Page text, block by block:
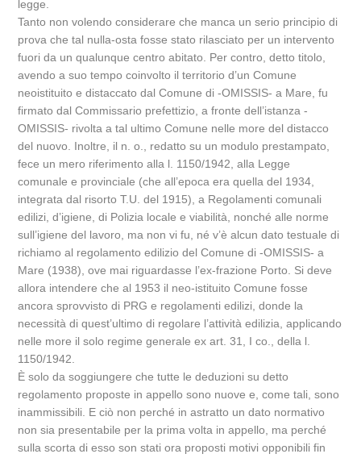
legge.
Tanto non volendo considerare che manca un serio principio di
prova che tal nulla-osta fosse stato rilasciato per un intervento
fuori da un qualunque centro abitato. Per contro, detto titolo,
avendo a suo tempo coinvolto il territorio d’un Comune
neoistituito e distaccato dal Comune di -OMISSIS- a Mare, fu
firmato dal Commissario prefettizio, a fronte dell’istanza -
OMISSIS- rivolta a tal ultimo Comune nelle more del distacco
del nuovo. Inoltre, il n. o., redatto su un modulo prestampato,
fece un mero riferimento alla l. 1150/1942, alla Legge
comunale e provinciale (che all’epoca era quella del 1934,
integrata dal risorto T.U. del 1915), a Regolamenti comunali
edilizi, d’igiene, di Polizia locale e viabilità, nonché alle norme
sull’igiene del lavoro, ma non vi fu, né v’è alcun dato testuale di
richiamo al regolamento edilizio del Comune di -OMISSIS- a
Mare (1938), ove mai riguardasse l’ex-frazione Porto. Si deve
allora intendere che al 1953 il neo-istituito Comune fosse
ancora sprovvisto di PRG e regolamenti edilizi, donde la
necessità di quest’ultimo di regolare l’attività edilizia, applicando
nelle more il solo regime generale ex art. 31, I co., della l.
1150/1942.
È solo da soggiungere che tutte le deduzioni su detto
regolamento proposte in appello sono nuove e, come tali, sono
inammissibili. E ciò non perché in astratto un dato normativo
non sia presentabile per la prima volta in appello, ma perché
sulla scorta di esso son stati ora proposti motivi opponibili fin